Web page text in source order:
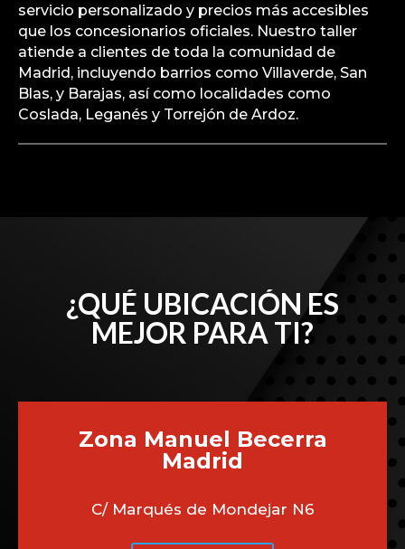
servicio personalizado y precios más accesibles
que los concesionarios oficiales. Nuestro taller
atiende a clientes de toda la comunidad de
Madrid, incluyendo barrios como Villaverde, San
Blas, y Barajas, así como localidades como
Coslada, Leganés y Torrejón de Ardoz.
¿QUÉ UBICACIÓN ES
MEJOR PARA TI?
Zona Manuel Becerra
Madrid
C/ Marqués de Mondejar N6